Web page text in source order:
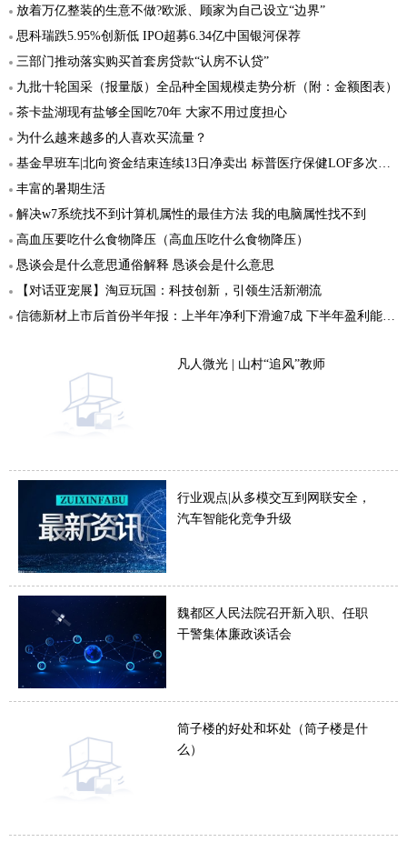
放着万亿整装的生意不做?欧派、顾家为自己设立“边界”
思科瑞跌5.95%创新低 IPO超募6.34亿中国银河保荐
三部门推动落实购买首套房贷款“认房不认贷”
九批十轮国采（报量版）全品种全国规模走势分析（附：金额图表）
茶卡盐湖现有盐够全国吃70年 大家不用过度担心
为什么越来越多的人喜欢买流量？
基金早班车|北向资金结束连续13日净卖出 标普医疗保健LOF多次提示高溢价风险
丰富的暑期生活
解决w7系统找不到计算机属性的最佳方法 我的电脑属性找不到
高血压要吃什么食物降压（高血压吃什么食物降压）
恳谈会是什么意思通俗解释 恳谈会是什么意思
【对话亚宠展】淘豆玩国：科技创新，引领生活新潮流
信德新材上市后首份半年报：上半年净利下滑逾7成 下半年盈利能力或有所增强
凡人微光 | 山村“追风”教师
行业观点|从多模交互到网联安全，
汽车智能化竞争升级
魏都区人民法院召开新入职、任职
干警集体廉政谈话会
筒子楼的好处和坏处（筒子楼是什
么）